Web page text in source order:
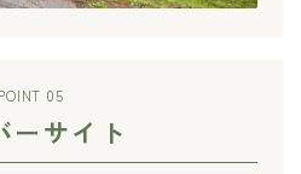
05
ーサイト